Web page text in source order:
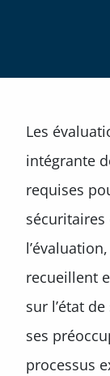
Les
intégrante
requises
sécuritaires
recueillent
sur l’état
ses
processus